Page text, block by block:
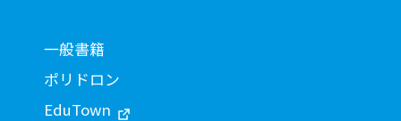
一般書籍
ポリドロン
EduTown